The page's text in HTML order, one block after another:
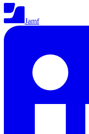
Jamf